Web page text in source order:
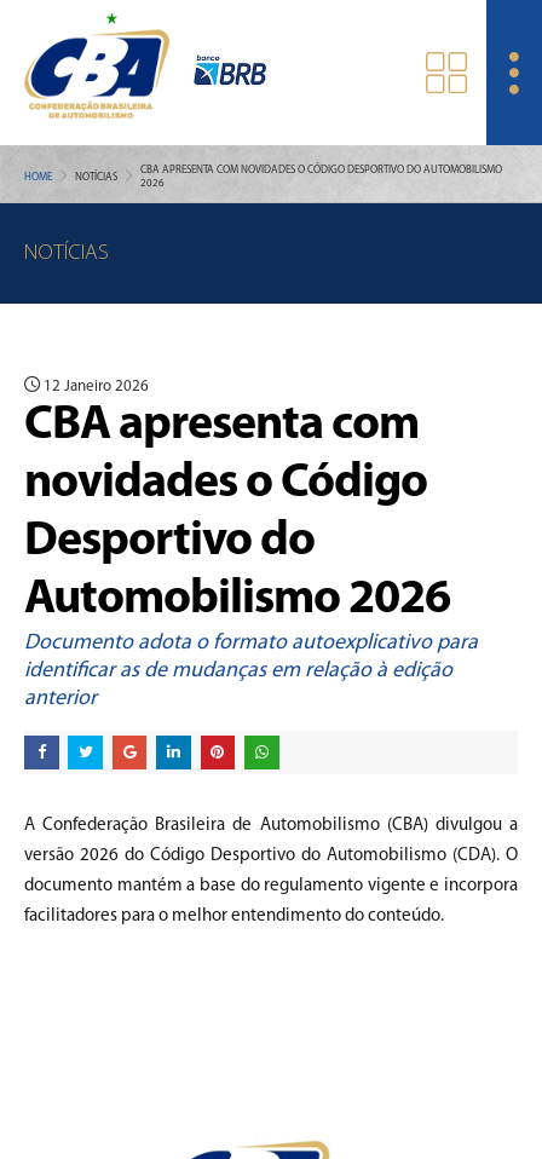
HOME NOTÍCIAS
CBA APRESENTA COM NOVIDADES O CÓDIGO DESPORTIVO DO AUTOMOBILISMO
2026
NOTÍCIAS
12 Janeiro 2026
CBA apresenta com
novidades o Código
Desportivo do
Automobilismo 2026
Documento adota o formato autoexplicativo para
identificar as de mudanças em relação à edição
anterior
A Confederação Brasileira de Automobilismo (CBA) divulgou a
versão 2026 do Código Desportivo do Automobilismo (CDA). O
documento mantém a base do regulamento vigente e incorpora
facilitadores para o melhor entendimento do conteúdo.